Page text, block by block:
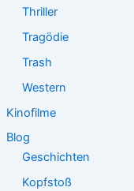
Thriller
Tragödie
Trash
Western
Kinofilme
Blog
Geschichten
Kopfstoß